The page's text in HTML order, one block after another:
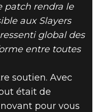
patch rendra le
aux Slayers
global des
entre toutes
soutien. Avec
était de
pour vous